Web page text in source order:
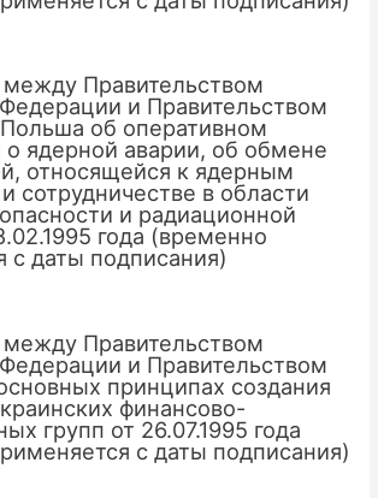
Правительством
и Правительством
об оперативном
ядерной аварии, об обмене
относящейся к ядерным
сотрудничестве в области
и радиационной
года (временно
с даты подписания)
Правительством
и Правительством
принципах создания
финансово-
групп от 26.07.1995 года
с даты подписания)